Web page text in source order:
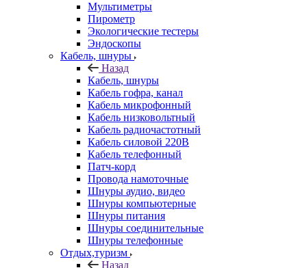
Мультиметры
Пирометр
Экологические тестеры
Эндоскопы
Кабель, шнуры
Назад
Кабель, шнуры
Кабель гофра, канал
Кабель микрофонный
Кабель низковольтный
Кабель радиочастотный
Кабель силовой 220В
Кабель телефонный
Патч-корд
Провода намоточные
Шнуры аудио, видео
Шнуры компьютерные
Шнуры питания
Шнуры соединительные
Шнуры телефонные
Отдых,туризм
Назад